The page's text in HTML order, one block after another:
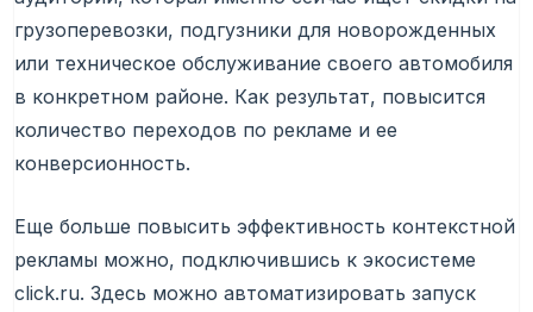
грузоперевозки, подгузники для новорожденных
или техническое обслуживание своего автомобиля
в конкретном районе. Как результат, повысится
количество переходов по рекламе и ее
конверсионность.
Еще больше повысить эффективность контекстной
рекламы можно, подключившись к экосистеме
click.ru. Здесь можно автоматизировать запуск